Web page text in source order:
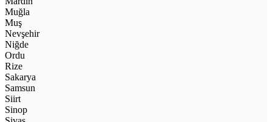
Muğla
Muş
Nevşehir
Niğde
Ordu
Rize
Sakarya
Samsun
Siirt
Sinop